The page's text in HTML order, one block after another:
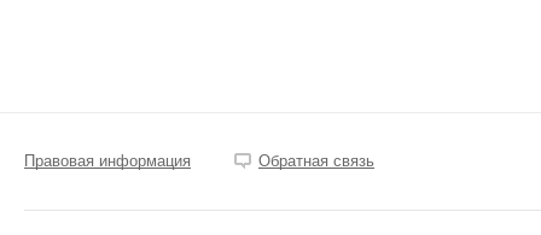
Правовая информация Обратная связь